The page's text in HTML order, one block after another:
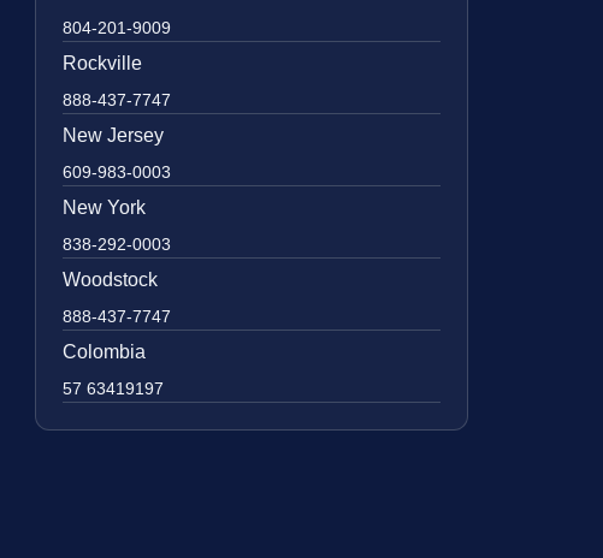
804-201-9009
Rockville
888-437-7747
New Jersey
609-983-0003
New York
838-292-0003
Woodstock
888-437-7747
Colombia
57 63419197